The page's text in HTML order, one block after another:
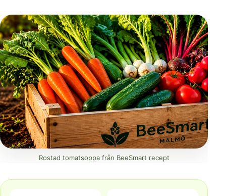
Rostad tomatsoppa från BeeSmart recept